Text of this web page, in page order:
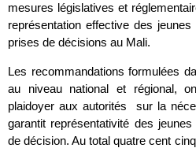
mesures législatives et
représentation effective des
prises de décisions au Mali.
Les recommandations formulées
au niveau national et régional,
plaidoyer aux autorités sur la
garantit représentativité des
de décision. Au total quatre cent